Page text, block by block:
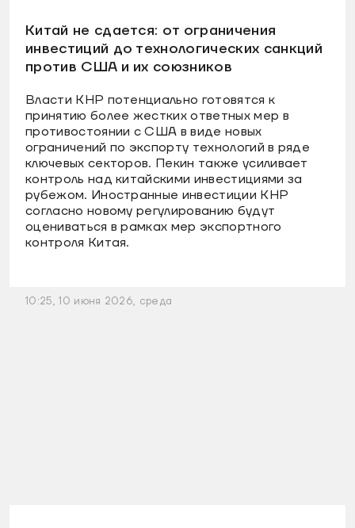
Китай не сдается: от ограничения
инвестиций до технологических санкций
против США и их союзников
Власти КНР потенциально готовятся к
принятию более жестких ответных мер в
противостоянии с США в виде новых
ограничений по экспорту технологий в ряде
ключевых секторов. Пекин также усиливает
контроль над китайскими инвестициями за
рубежом. Иностранные инвестиции КНР
согласно новому регулированию будут
оцениваться в рамках мер экспортного
контроля Китая.
10:25, 10 июня 2026, среда